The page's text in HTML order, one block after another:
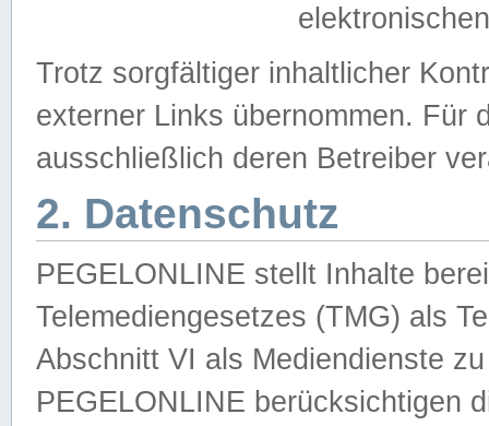
Trotz sorgfältiger inhaltlicher
externer Links übernommen. Für
ausschließlich deren Betreiber
2. Datenschutz
PEGELONLINE stellt Inhalte
Telemediengesetzes (TMG) als
Abschnitt VI als Mediendienste
PEGELONLINE berücksichtigen